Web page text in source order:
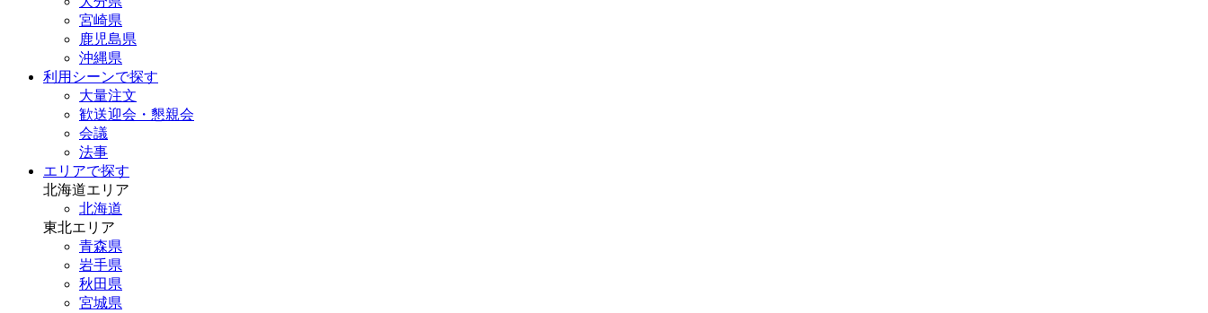
宮崎県
鹿児島県
沖縄県
利用シーンで探す
大量注文
歓送迎会・懇親会
会議
法事
エリアで探す
北海道エリア
北海道
東北エリア
青森県
岩手県
秋田県
宮城県